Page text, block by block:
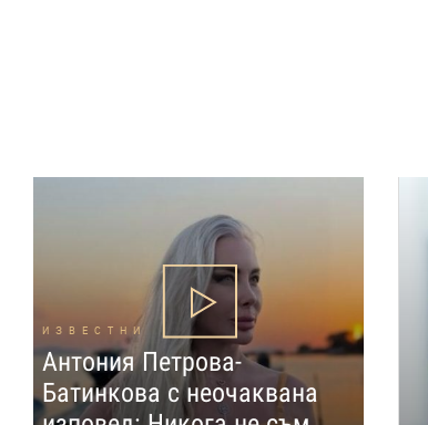
ИЗВЕСТНИ
Антония Петрова-
Батинкова с неочаквана